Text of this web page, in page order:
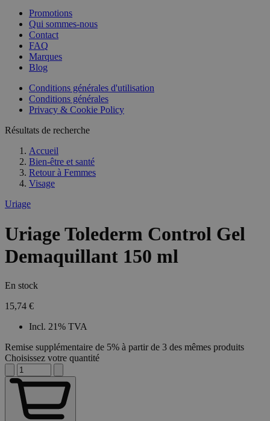
Promotions
Qui sommes-nous
Contact
FAQ
Marques
Blog
Conditions générales d'utilisation
Conditions générales
Privacy & Cookie Policy
Résultats de recherche
Accueil
Bien-être et santé
Retour à Femmes
Visage
Uriage
Uriage Tolederm Control Gel
Demaquillant 150 ml
En stock
15,74 €
Incl. 21% TVA
Remise supplémentaire de 5% à partir de 3 des mêmes produits
Choisissez votre quantité